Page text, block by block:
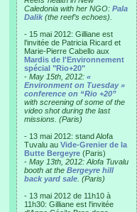
Caledonia with her NGO: Pala
Dalik (the reef’s echoes).
- 15 mai 2012: Gilliane est
l'invitée de Patricia Ricard et
Marie-Pierre Cabello aux
Mardis de l'Environnement
spécial "Rio+20"
- May 15th, 2012: «
Environment on Tuesday »
conference on “Rio +20”
with screening of some of the
video shot during the last
missions. (Paris)
- 13 mai 2012: stand Alofa
Tuvalu au Vide-Grenier de la
Butte Bergeyre (Paris)
- May 13th, 2012: Alofa Tuvalu
booth at the Bergeyre hill
back yard sale . (Paris)
- 13 mai 2012 de 11h10 à
11h30: Gilliane est l'invitée